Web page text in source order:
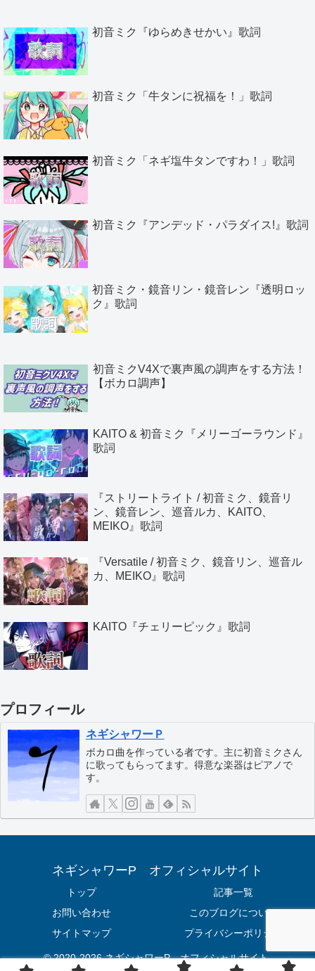
初音ミク『ゆらめきせかい』歌詞
初音ミク「牛タンに祝福を！」歌詞
初音ミク「ネギ塩牛タンですわ！」歌詞
初音ミク『アンデッド・パラダイス!』歌詞
初音ミク・鏡音リン・鏡音レン『透明ロッ
ク』歌詞
初音ミクV4Xで裏声風の調声をする方法！
【ボカロ調声】
KAITO & 初音ミク『メリーゴーラウンド』
歌詞
『ストリートライト / 初音ミク、鏡音リ
ン、鏡音レン、巡音ルカ、KAITO、
MEIKO』歌詞
『Versatile / 初音ミク、鏡音リン、巡音ル
カ、MEIKO』歌詞
KAITO『チェリーピック』歌詞
プロフィール
ネギシャワーＰ
ボカロ曲を作っている者です。主に初音ミクさん
に歌ってもらってます。得意な楽器はピアノで
す。
ネギシャワーP オフィシャルサイト
トップ
記事一覧
お問い合わせ
このブログについて
サイトマップ
プライバシーポリシー
© 2020-2026 ネギシャワーP オフィシャルサイト.